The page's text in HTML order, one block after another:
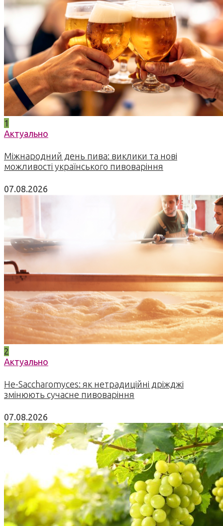
1
Актуально
Міжнародний день пива: виклики та нові
можливості українського пивоваріння
07.08.2026
2
Актуально
Не-Saccharomyces: як нетрадиційні дріжджі
змінюють сучасне пивоваріння
07.08.2026